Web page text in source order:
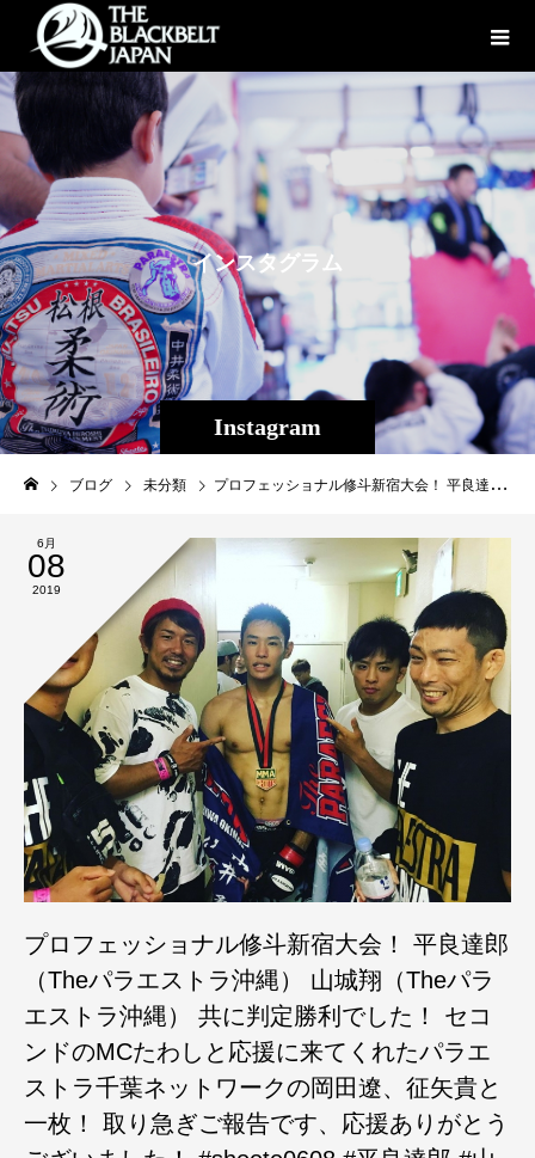
Instagram
インスタグラ ム
ブログ 未分類 プロフェッショナル修斗新宿大会！ 平良達郎（Theパラエストラ沖縄） 山城翔（Theパラエストラ沖縄） 共に判定勝利でした！ セコンドのMCたわしと応援に来てくれたパラエストラ千葉ネットワークの岡田遼、征矢貴と一枚！ 取り急ぎご報告です、応援ありがとうございました！ #shooto0608 #平良達郎 #山城翔 #パラエストラ #沖縄 #那覇 #与儀 #MMA #shooto #コザ #総合格闘技 #修斗 #キックボクシング #柔術 #jiujitsu #ダイエット
6月
08
2019
プロフェッショナル修斗新宿大会！ 平良達郎
（Theパラエストラ沖縄） 山城翔（Theパラ
エストラ沖縄） 共に判定勝利でした！ セコ
ンドのMCたわしと応援に来てくれたパラエ
ストラ千葉ネットワークの岡田遼、征矢貴と
一枚！ 取り急ぎご報告です、応援ありがとう